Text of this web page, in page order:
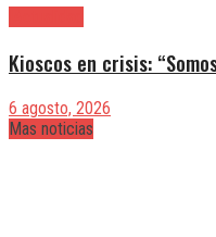
Kioscos en crisis:
6 agosto, 2026
Mas noticias